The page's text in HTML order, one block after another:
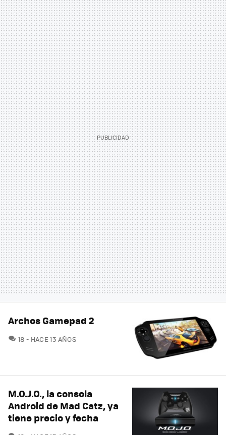
Archos Gamepad 2
18 COMENTARIOS
HACE 13 AÑOS
M.O.J.O., la consola
Android de Mad Catz, ya
tiene precio y fecha